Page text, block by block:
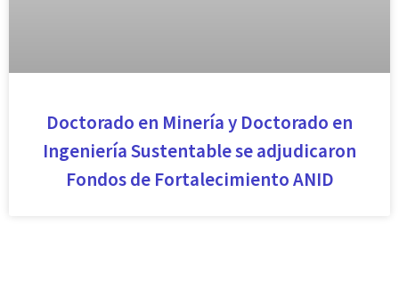
Doctorado en Minería y Doctorado en
Ingeniería Sustentable se adjudicaron
Fondos de Fortalecimiento ANID